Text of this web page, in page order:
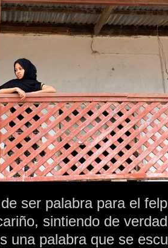
ser palabra para el
sintiendo de
una palabra que se